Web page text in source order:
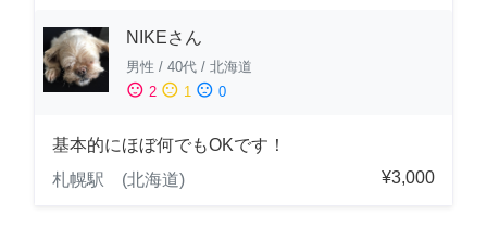
NIKEさん
男性 / 40代 / 北海道
sentiment_satisfied 2 sentiment_neutral 1 sentiment_dissatisfied 0
基本的にほぼ何でもOKです！
札幌駅 (北海道)
¥3,000